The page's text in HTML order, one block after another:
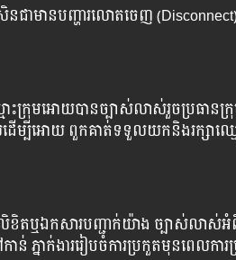
ជាមានបញ្ហារលោតចេញ
មអោយបានច្បាស់លាស់រួចប្រធានក្រុ
ដើម្បីអោយ ពួកគាត់ទទួលយកនិងរក្សាឈ្ម
ខិតឬឯកសារបញ្ជាក់យ៉ាង ច្បាស់លាស់អំ
ន់ ភ្នាក់ងាររៀបចំការប្រកួតមុនពេលក